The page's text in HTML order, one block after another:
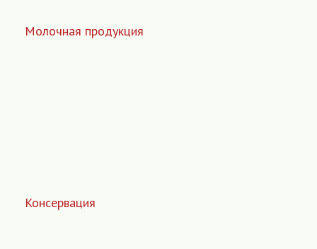
Молочная продукция
Консервация